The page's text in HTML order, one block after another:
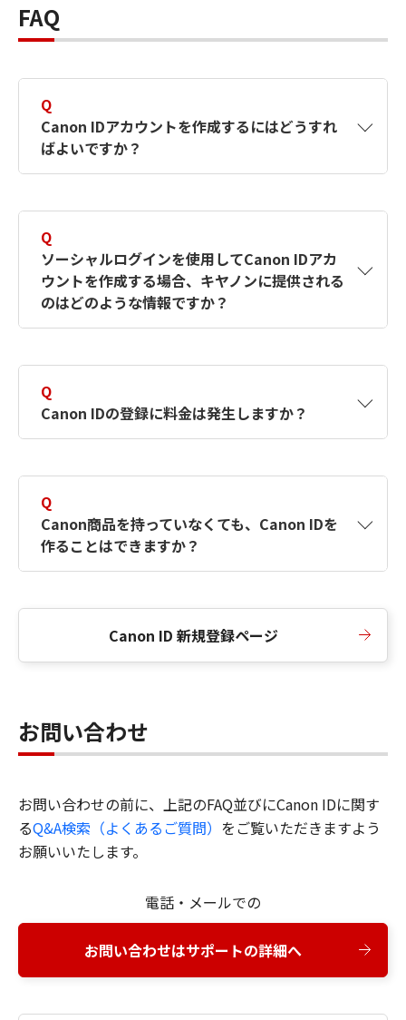
FAQ
Q
Canon IDアカウントを作成するにはどうすれ
ばよいですか？
す。詳しい作成方法は【カメラ】Canon IDとは
何ですか？Canon IDの作成方法は？をご確認く
ださい。
Q
ソーシャルログインを使用してCanon IDアカ
ウントを作成する場合、キヤノンに提供される
のはどのような情報ですか？
択したサービスから取得します。アカウントを
簡単に作成できるように、この情報を使用して
Canon IDの登録フォームを入力します。
Q
Canon IDの登録に料金は発生しますか？
Q
Canon商品を持っていなくても、Canon IDを
作ることはできますか？
Canon ID 新規登録ページ
お問い合わせ
お問い合わせの前に、上記のFAQ並びにCanon IDに関す
るQ&A検索（よくあるご質問） をご覧いただきますよう
お願いいたします。
電話・メールでの
お問い合わせはサポートの詳細へ